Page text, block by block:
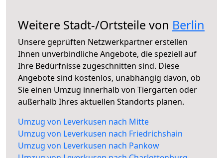
Weitere Stadt-/Ortsteile von Berlin
Unsere geprüften Netzwerkpartner erstellen
Ihnen unverbindliche Angebote, die speziell auf
Ihre Bedürfnisse zugeschnitten sind. Diese
Angebote sind kostenlos, unabhängig davon, ob
Sie einen Umzug innerhalb von Tiergarten oder
außerhalb Ihres aktuellen Standorts planen.
Umzug von Leverkusen nach Mitte
Umzug von Leverkusen nach Friedrichshain
Umzug von Leverkusen nach Pankow